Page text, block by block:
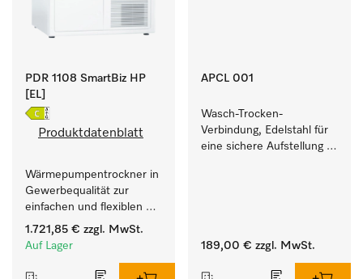
PDR 1108 SmartBiz HP
[EL]
Produktdatenblatt
Wärmepumpentrockner in
Gewerbequalität zur
einfachen und flexiblen
Aufstellung ohne
Abluftleitung.
1.721,85 € zzgl. MwSt.
Auf Lager
APCL 001
Wasch-Trocken-
Verbindung, Edelstahl für
eine sichere Aufstellung
189,00 € zzgl. MwSt.